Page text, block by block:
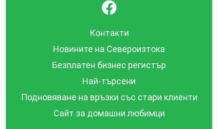
}
Контакти
Новините на Североизтока
Безплатен бизнес регистър
Най-търсени
Подновяване на връзки със стари клиенти
Сайт за домашни любимци